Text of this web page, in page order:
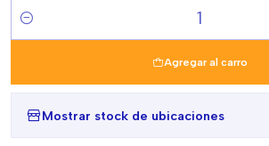
Cantidad
Agregar al carro
Mostrar stock de ubicaciones